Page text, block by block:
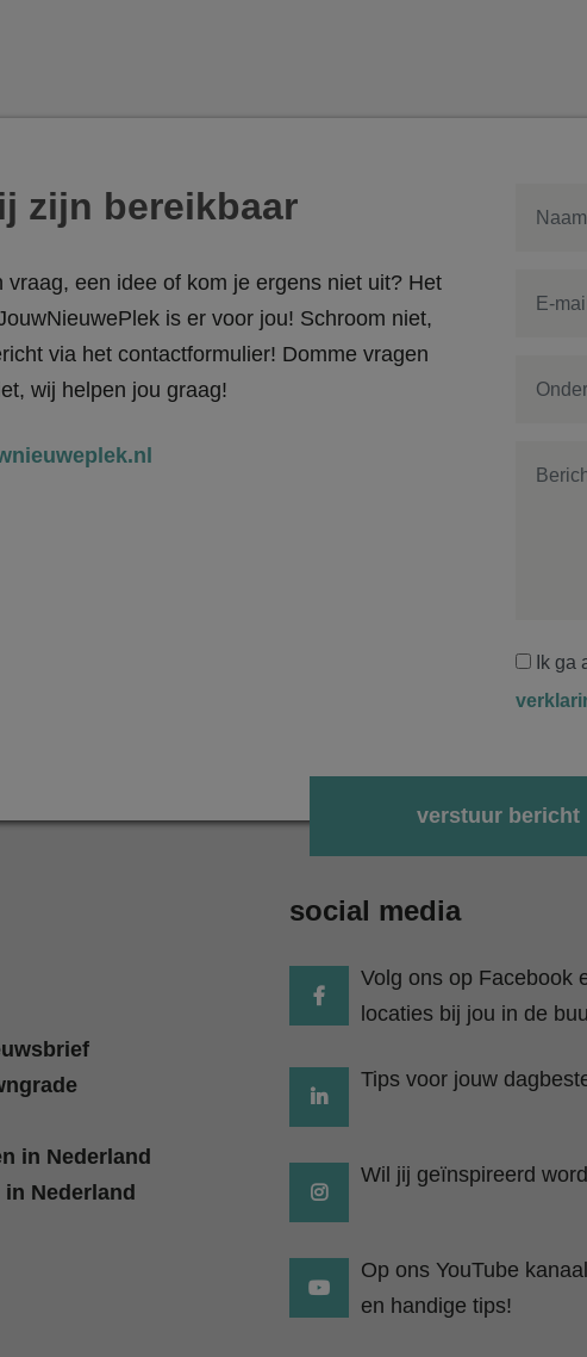
zijn bereikbaar
vraag, een idee of kom je ergens niet uit? Het
is er voor jou! Schroom niet,
via het contactformulier! Domme vragen
wij helpen jou graag!
Ik ga
in Nederland
Nederland
social media
Volg ons op Facebook
locaties bij jou in de
Tips voor jouw
Wil jij geïnspireerd
Op ons YouTube
en handige tips!